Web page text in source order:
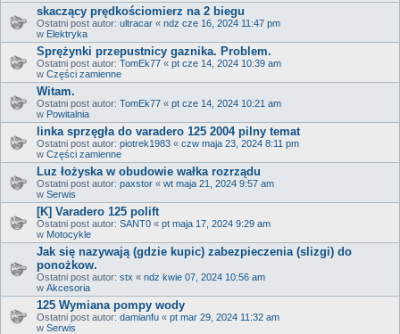
skaczący prędkościomierz na 2 biegu
Ostatni post autor: ultracar « ndz cze 16, 2024 11:47 pm
w Elektryka
Sprężynki przepustnicy gaznika. Problem.
Ostatni post autor: TomEk77 « pt cze 14, 2024 10:39 am
w Części zamienne
Witam.
Ostatni post autor: TomEk77 « pt cze 14, 2024 10:21 am
w Powitalnia
linka sprzęgła do varadero 125 2004 pilny temat
Ostatni post autor: piotrek1983 « czw maja 23, 2024 8:11 pm
w Części zamienne
Luz łożyska w obudowie wałka rozrządu
Ostatni post autor: paxstor « wt maja 21, 2024 9:57 am
w Serwis
[K] Varadero 125 polift
Ostatni post autor: SANT0 « pt maja 17, 2024 9:29 am
w Motocykle
Jak się nazywają (gdzie kupic) zabezpieczenia (slizgi) do
ponożkow.
Ostatni post autor: stx « ndz kwie 07, 2024 10:56 am
w Akcesoria
125 Wymiana pompy wody
Ostatni post autor: damianfu « pt mar 29, 2024 11:32 am
w Serwis